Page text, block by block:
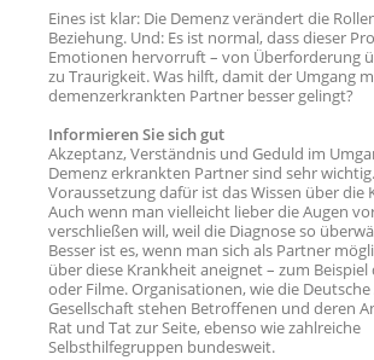
Eines ist klar: Die Demenz verändert die
Beziehung. Und: Es ist normal, dass dieser
Emotionen hervorruft – von Überforderung
zu Traurigkeit. Was hilft, damit der Umgang
demenzerkrankten Partner besser gelingt?
Informieren Sie sich gut
Akzeptanz, Verständnis und Geduld im
Demenz erkrankten Partner sind sehr
Voraussetzung dafür ist das Wissen über die
Auch wenn man vielleicht lieber die Augen
verschließen will, weil die Diagnose so
Besser ist es, wenn man sich als Partner
über diese Krankheit aneignet – zum
oder Filme. Organisationen, wie die
Gesellschaft stehen Betroffenen und deren
Rat und Tat zur Seite, ebenso wie zahlreiche
Selbsthilfegruppen bundesweit.